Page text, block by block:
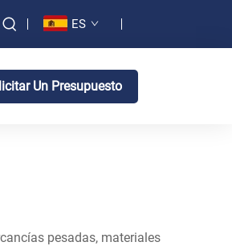
ES
Un Presupuesto
pesadas, materiales